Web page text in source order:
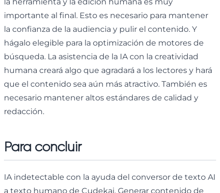
importante al final. Esto es necesario para mantener
la confianza de la audiencia y pulir el contenido. Y
hágalo elegible para la optimización de motores de
búsqueda. La asistencia de la IA con la creatividad
humana creará algo que agradará a los lectores y hará
que el contenido sea aún más atractivo. También es
necesario mantener altos estándares de calidad y
redacción.
Para concluir
IA indetectable con la ayuda del conversor de texto AI
a texto humano de Cudekai. Generar contenido de